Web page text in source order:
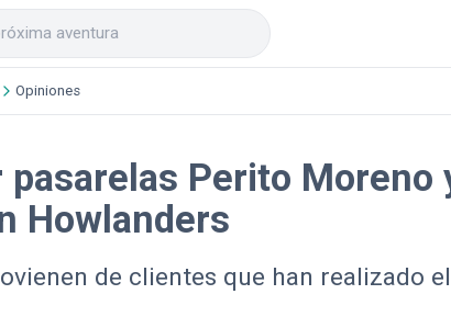
Opiniones
Perito Moreno
Howlanders
de clientes que han realizado